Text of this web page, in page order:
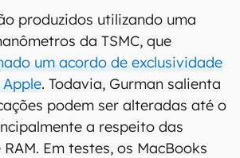
produzidos utilizando uma
da TSMC, que
um acordo de exclusividade
. Todavia, Gurman salienta
podem ser alteradas até o
a respeito das
Em testes, os MacBooks